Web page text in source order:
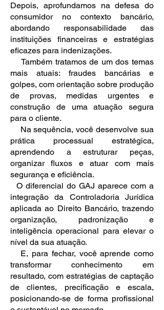
Depois, aprofundamos na defesa do
consumidor no contexto bancário,
abordando responsabilidade das
instituições financeiras e estratégias
eficazes para indenizações.
Também tratamos de um dos temas
mais atuais: fraudes bancárias e
golpes, com orientação sobre produção
de provas, medidas urgentes e
construção de uma atuação segura
para o cliente.
Na sequência, você desenvolve sua
prática processual estratégica,
aprendendo a estruturar peças,
organizar fluxos e atuar com mais
segurança e eficiência.
O diferencial do GAJ aparece com a
integração da Controladoria Jurídica
aplicada ao Direito Bancário, trazendo
organização, padronização e
inteligência operacional para elevar o
nível da sua atuação.
E, para fechar, você aprende como
transformar conhecimento em
resultado, com estratégias de captação
de clientes, precificação e escala,
posicionando-se de forma profissional